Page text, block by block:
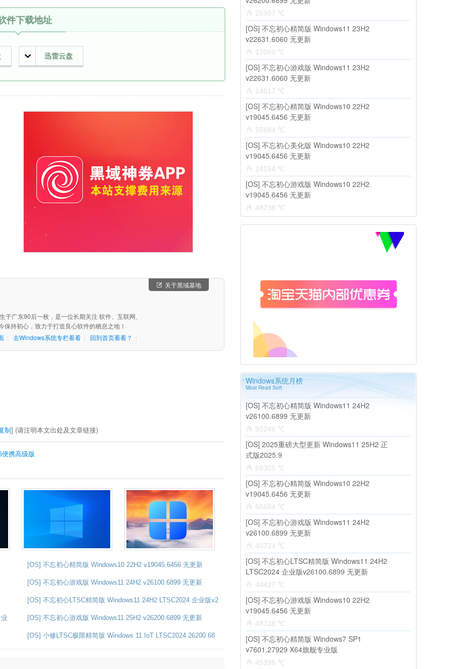
件下载地址
迅雷云盘
广东90后一枚，是一位长期关注 软件、互联网、
持初心，致力于打造良心软件的栖息之地！
去Windows系统专栏看看 回到首页看看？
关于黑域基地
制] (请注明本文出处及文章链接)
携高级版
[OS] 不忘初心精简版 Windows10 22H2 v19045.6456 无更新
[OS] 不忘初心游戏版 Windows11 24H2 v26100.6899 无更新
[OS] 不忘初心LTSC精简版 Windows11 24H2 LTSC2024 企业版v2
[OS] 不忘初心游戏版 Windows11 25H2 v26200.6899 无更新
[OS] 小修LTSC极限精简版 Windows 11 IoT LTSC2024 26200.68
25987 ℃
[OS] 不忘初心精简版 Windows11 23H2
v22631.6060 无更新
17060 ℃
[OS] 不忘初心游戏版 Windows11 23H2
v22631.6060 无更新
14817 ℃
[OS] 不忘初心精简版 Windows10 22H2
v19045.6456 无更新
55684 ℃
[OS] 不忘初心美化版 Windows10 22H2
v19045.6456 无更新
24154 ℃
[OS] 不忘初心游戏版 Windows10 22H2
v19045.6456 无更新
48738 ℃
Windows系统月榜
Most Read Soft
[OS] 不忘初心精简版 Windows11 24H2
v26100.6899 无更新
92246 ℃
[OS] 2025重磅大型更新 Windows11 25H2 正
式版2025.9
68305 ℃
[OS] 不忘初心精简版 Windows10 22H2
v19045.6456 无更新
55684 ℃
[OS] 不忘初心游戏版 Windows11 24H2
v26100.6899 无更新
40724 ℃
[OS] 不忘初心LTSC精简版 Windows11 24H2
LTSC2024 企业版v26100.6899 无更新
44427 ℃
[OS] 不忘初心游戏版 Windows10 22H2
v19045.6456 无更新
48738 ℃
[OS] 不忘初心精简版 Windows7 SP1
v7601.27929 X64旗舰专业版
45395 ℃